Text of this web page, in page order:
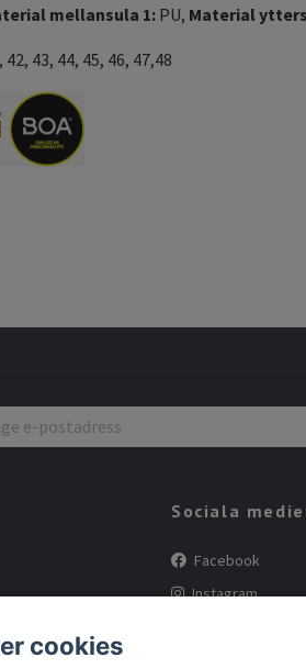
mellansula 1:PU, Material
42, 43, 44, 45, 46, 47,48
Sociala
Facebook
Instagram
cookies